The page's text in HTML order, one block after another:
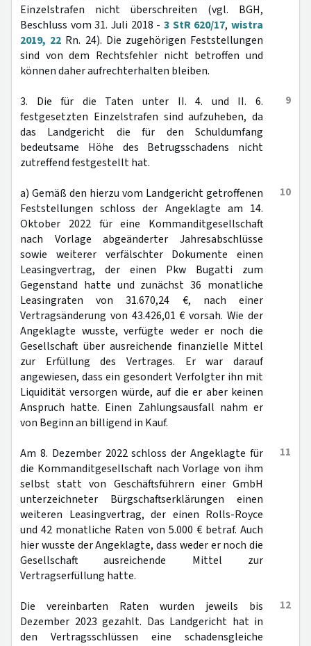
Einzelstrafen nicht überschreiten (vgl. BGH,
Beschluss vom 31. Juli 2018 - 3 StR 620/17,wistra
2019, 22 Rn. 24). Die zugehörigen Feststellungen
sind von dem Rechtsfehler nicht betroffen und
können daher aufrechterhalten bleiben.
9
3. Die für die Taten unter II. 4. und II. 6.
festgesetzten Einzelstrafen sind aufzuheben, da
das Landgericht die für den Schuldumfang
bedeutsame Höhe des Betrugsschadens nicht
zutreffend festgestellt hat.
10
a) Gemäß den hierzu vom Landgericht getroffenen
Feststellungen schloss der Angeklagte am 14.
Oktober 2022 für eine Kommanditgesellschaft
nach Vorlage abgeänderter Jahresabschlüsse
sowie weiterer verfälschter Dokumente einen
Leasingvertrag, der einen Pkw Bugatti zum
Gegenstand hatte und zunächst 36 monatliche
Leasingraten von 31.670,24 €, nach einer
Vertragsänderung von 43.426,01 € vorsah. Wie der
Angeklagte wusste, verfügte weder er noch die
Gesellschaft über ausreichende finanzielle Mittel
zur Erfüllung des Vertrages. Er war darauf
angewiesen, dass ein gesondert Verfolgter ihn mit
Liquidität versorgen würde, auf die er aber keinen
Anspruch hatte. Einen Zahlungsausfall nahm er
von Beginn an billigend in Kauf.
11
Am 8. Dezember 2022 schloss der Angeklagte für
die Kommanditgesellschaft nach Vorlage von ihm
selbst statt von Geschäftsführern einer GmbH
unterzeichneter Bürgschaftserklärungen einen
weiteren Leasingvertrag, der einen Rolls-Royce
und 42 monatliche Raten von 5.000 € betraf. Auch
hier wusste der Angeklagte, dass weder er noch die
Gesellschaft ausreichende Mittel zur
Vertragserfüllung hatte.
12
Die vereinbarten Raten wurden jeweils bis
Dezember 2023 gezahlt. Das Landgericht hat in
den Vertragsschlüssen eine schadensgleiche